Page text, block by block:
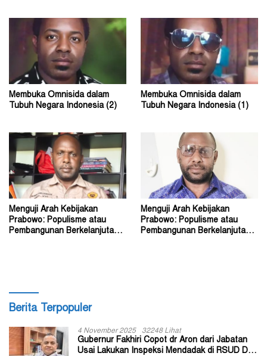
Membuka Omnisida dalam
Tubuh Negara Indonesia (2)
Membuka Omnisida dalam
Tubuh Negara Indonesia (1)
Menguji Arah Kebijakan
Prabowo: Populisme atau
Pembangunan Berkelanjutan?
Menguji Arah Kebijakan
Prabowo: Populisme atau
Pembangunan Berkelanjutan?
Berita Terpopuler
4 November 2025 32248 Lihat
Gubernur Fakhiri Copot dr Aron dari Jabatan
Usai Lakukan Inspeksi Mendadak di RSUD Dok